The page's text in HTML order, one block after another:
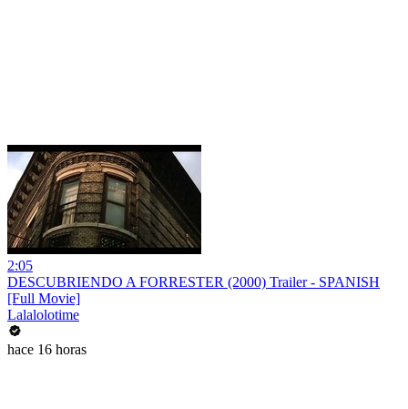
2:05
DESCUBRIENDO A FORRESTER (2000) Trailer - SPANISH
[Full Movie]
Lalalolotime
hace 16 horas